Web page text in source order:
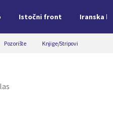
Istočni front Iranska
Pozorište Knjige/Stripovi